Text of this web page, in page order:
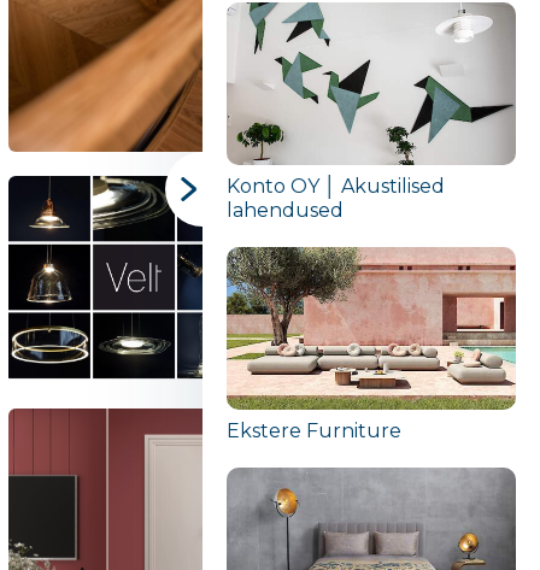
Konto OY │ Akustilised
lahendused
Ekstere Furniture